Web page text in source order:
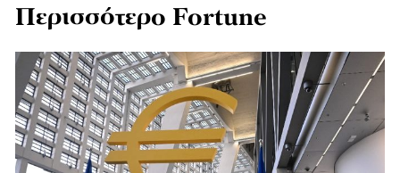
Περισσότερο Fortune